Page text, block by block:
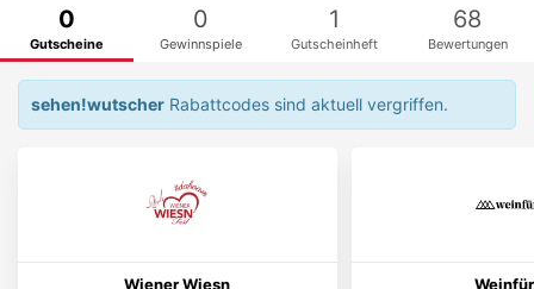
0
Gutscheine
0
Gewinnspiele
1
Gutscheinheft
68
Bewertungen
sehen!wutscher Rabattcodes sind aktuell vergriffen.
Wiener Wiesn